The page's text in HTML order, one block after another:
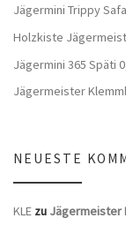
Jägermini Trippy
Holzkiste
Jägermini 365 Späti
Jägermeister
NEUESTE
KLE zu Jägermeister